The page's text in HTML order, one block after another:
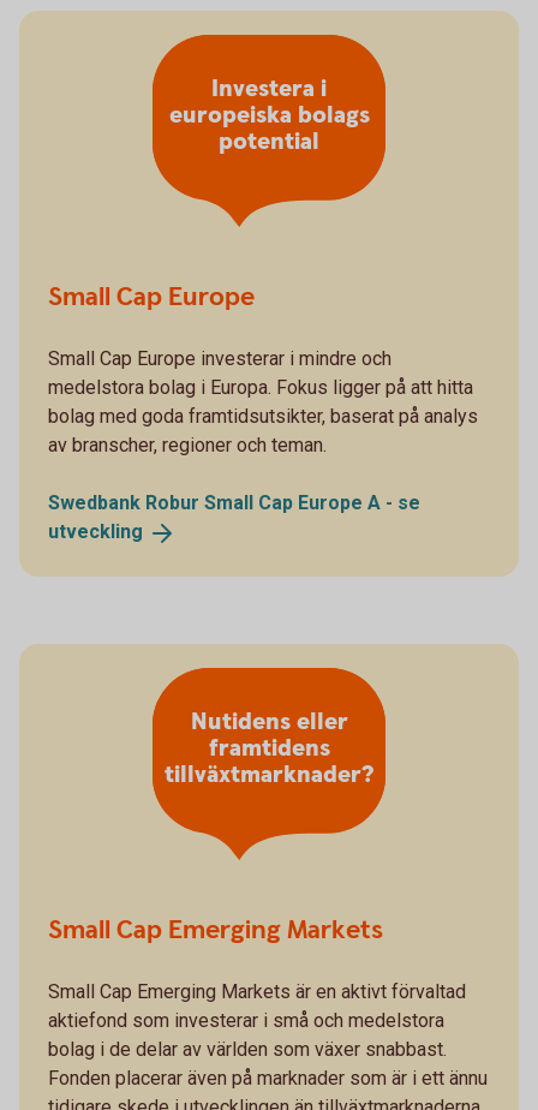
Small Cap Europe
Small Cap Europe investerar i mindre och
medelstora bolag i Europa. Fokus ligger på att hitta
bolag med goda framtidsutsikter, baserat på analys
av branscher, regioner och teman.
Swedbank Robur Small Cap Europe A - se
utveckling
Investera i
europeiska bolags
potential
Small Cap Emerging Markets
Small Cap Emerging Markets är en aktivt förvaltad
aktiefond som investerar i små och medelstora
bolag i de delar av världen som växer snabbast.
Fonden placerar även på marknader som är i ett ännu
Nutidens eller
framtidens
tillväxtmarknader?